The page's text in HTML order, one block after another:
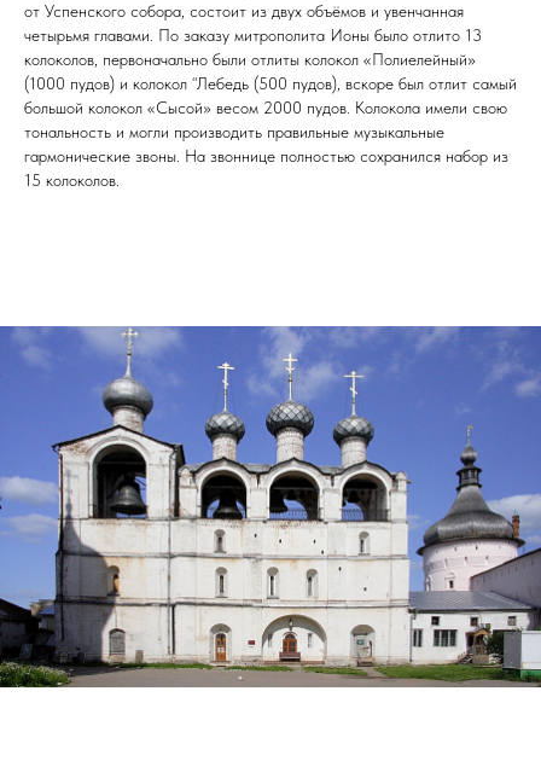
от Успенского собора, состоит из двух объёмов и увенчанная
четырьмя главами. По заказу митрополита Ионы было отлито 13
колоколов, первоначально были отлиты колокол «Полиелейный»
(1000 пудов) и колокол “Лебедь (500 пудов), вскоре был отлит самый
большой колокол «Сысой» весом 2000 пудов. Колокола имели свою
тональность и могли производить правильные музыкальные
гармонические звоны. На звоннице полностью сохранился набор из
15 колоколов.